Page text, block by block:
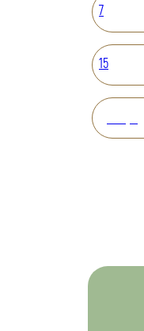
7
15